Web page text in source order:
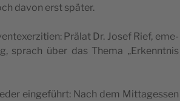
davon erst später.
Prä­lat Dr. Josef Rief, eme­
sprach über das The­ma „Erkennt­nis
ein­ge­führt: Nach dem Mit­tag­essen